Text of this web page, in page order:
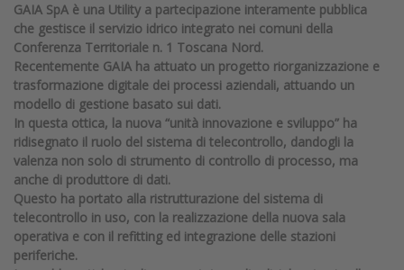
GAIA SpA è una Utility a partecipazione interamente pubblica
che gestisce il servizio idrico integrato nei comuni della
Conferenza Territoriale n. 1 Toscana Nord.
Recentemente GAIA ha attuato un progetto riorganizzazione e
trasformazione digitale dei processi aziendali, attuando un
modello di gestione basato sui dati.
In questa ottica, la nuova “unità innovazione e sviluppo” ha
ridisegnato il ruolo del sistema di telecontrollo, dandogli la
valenza non solo di strumento di controllo di processo, ma
anche di produttore di dati.
Questo ha portato alla ristrutturazione del sistema di
telecontrollo in uso, con la realizzazione della nuova sala
operativa e con il refitting ed integrazione delle stazioni
periferiche.